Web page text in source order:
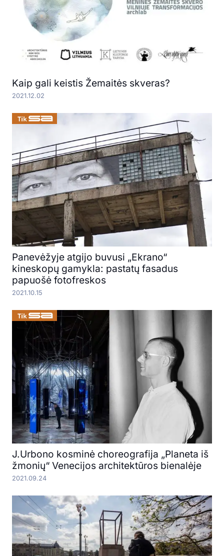
Kaip gali keistis Žemaitės skveras?
2021.12.02
Panevėžyje atgijo buvusi „Ekrano“
kineskopų gamykla: pastatų fasadus
papuošė fotofreskos
2021.10.15
J.Urbono kosminė choreografija „Planeta iš
žmonių“ Venecijos architektūros bienalėje
2021.09.24